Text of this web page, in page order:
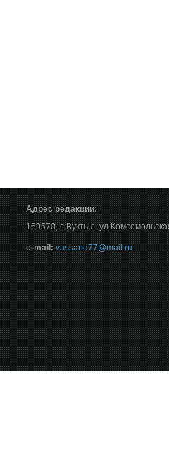
Адрес редакции:
169570, г. Вуктыл,
е-mail: vassand77@mail.ru